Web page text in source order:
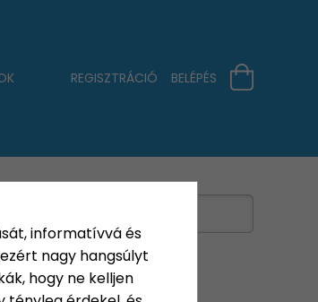
informatívvá és
nagy hangsúlyt
hogy ne kelljen
REGISZTRÁCIÓ BELÉPÉS